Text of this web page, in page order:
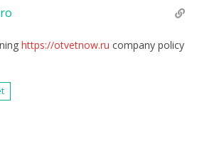
https://otvetnow.ru company policy